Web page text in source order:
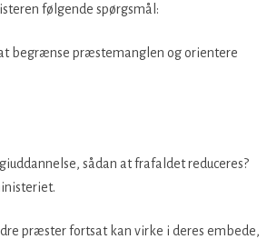
følgende spørgsmål:
begrænse præstemanglen og orientere
sådan at frafaldet reduceres?
præster fortsat kan virke i deres embede,